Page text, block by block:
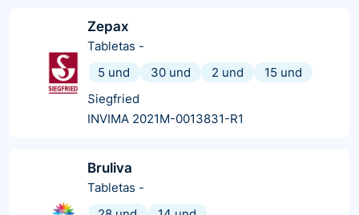
Zepax
Tabletas -
5 und
30 und 2 und
15 und
Siegfried
INVIMA 2021M-0013831-R1
Bruliva
Tabletas -